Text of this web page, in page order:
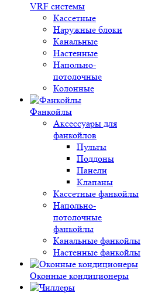
VRF системы
Кассетные
Наружные блоки
Канальные
Настенные
Напольно-
потолочные
Колонные
Фанкойлы
Аксессуары для
фанкойлов
Пульты
Поддоны
Панели
Клапаны
Кассетные фанкойлы
Напольно-
потолочные
фанкойлы
Канальные фанкойлы
Настенные фанкойлы
Оконные кондиционеры